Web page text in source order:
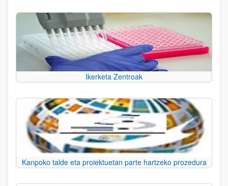
Ikerketa Zentroak
Kanpoko talde eta proiektuetan parte hartzeko prozedura